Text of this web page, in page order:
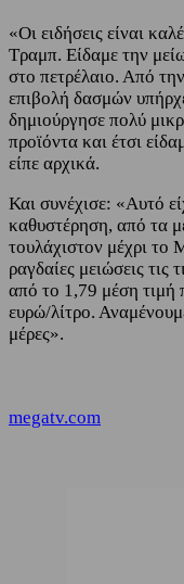
«Οι ειδήσεις είναι
Τραμπ. Είδαμε την
στο πετρέλαιο. Από
επιβολή δασμών
δημιούργησε πολύ
προϊόντα και έτσι
είπε αρχικά.
Και συνέχισε: «Αυτό
καθυστέρηση, από τα
τουλάχιστον μέχρι
ραγδαίες μειώσεις
από το 1,79 μέση τιμή
ευρώ/λίτρο.
μέρες».
megatv.com